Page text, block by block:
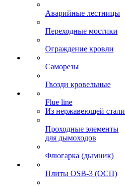
Аварийные лестницы
Переходные мостики
Ограждение кровли
Саморезы
Гвозди кровельные
Flue line
Из нержавеющей стали
Проходные элементы
для дымоходов
Флюгарка (дымник)
Плиты OSB-3 (ОСП)